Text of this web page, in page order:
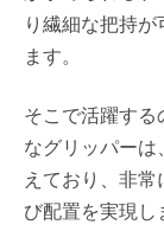
り繊細な把持
ます。
そこで活躍する
なグリッパーは
えており、非
び配置を実現し